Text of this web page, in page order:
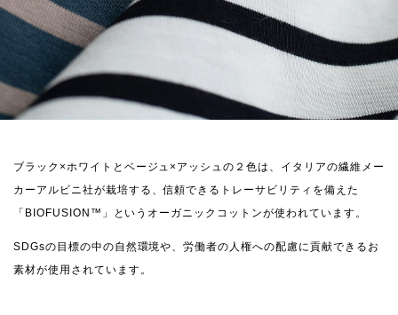
ブラック×ホワイトとベージュ×アッシュの２色は、イタリアの繊維メー
カーアルビニ社が栽培する、信頼できるトレーサビリティを備えた
「BIOFUSION™️」というオーガニックコットンが使われています。
SDGsの目標の中の自然環境や、労働者の人権への配慮に貢献できるお
素材が使用されています。